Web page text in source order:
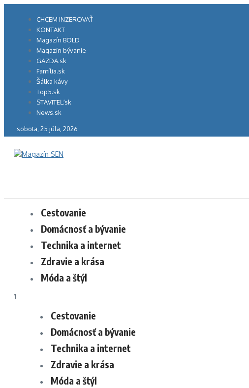
CHCEM INZEROVAŤ
KONTAKT
Magazín BOLD
Magazín bývanie
GAZDA.sk
Família.sk
Šálka kávy
Top5.sk
STAVITEĽ.sk
News.sk
sobota, 25 júla, 2026
Cestovanie
Domácnosť a bývanie
Technika a internet
Zdravie a krása
Móda a štýl
1
Cestovanie
Domácnosť a bývanie
Technika a internet
Zdravie a krása
Móda a štýl